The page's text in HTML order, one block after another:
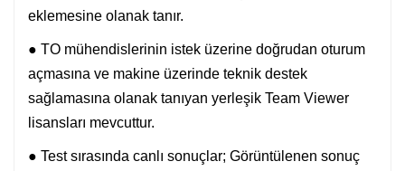
eklemesine olanak tanır.
● TO mühendislerinin istek üzerine doğrudan oturum
açmasına ve makine üzerinde teknik destek
sağlamasına olanak tanıyan yerleşik Team Viewer
lisansları mevcuttur.
● Test sırasında canlı sonuçlar; Görüntülenen sonuç